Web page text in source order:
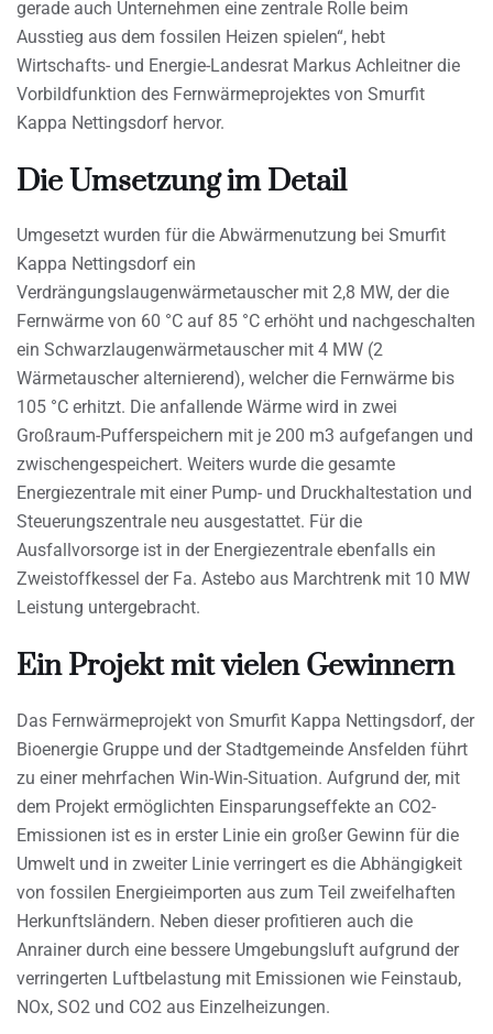
gerade auch Unternehmen eine zentrale Rolle beim
Ausstieg aus dem fossilen Heizen spielen“, hebt
Wirtschafts- und Energie-Landesrat Markus Achleitner die
Vorbildfunktion des Fernwärmeprojektes von Smurfit
Kappa Nettingsdorf hervor.
Die Umsetzung im Detail
Umgesetzt wurden für die Abwärmenutzung bei Smurfit
Kappa Nettingsdorf ein
Verdrängungslaugenwärmetauscher mit 2,8 MW, der die
Fernwärme von 60 °C auf 85 °C erhöht und nachgeschalten
ein Schwarzlaugenwärmetauscher mit 4 MW (2
Wärmetauscher alternierend), welcher die Fernwärme bis
105 °C erhitzt. Die anfallende Wärme wird in zwei
Großraum-Pufferspeichern mit je 200 m3 aufgefangen und
zwischengespeichert. Weiters wurde die gesamte
Energiezentrale mit einer Pump- und Druckhaltestation und
Steuerungszentrale neu ausgestattet. Für die
Ausfallvorsorge ist in der Energiezentrale ebenfalls ein
Zweistoffkessel der Fa. Astebo aus Marchtrenk mit 10 MW
Leistung untergebracht.
Ein Projekt mit vielen Gewinnern
Das Fernwärmeprojekt von Smurfit Kappa Nettingsdorf, der
Bioenergie Gruppe und der Stadtgemeinde Ansfelden führt
zu einer mehrfachen Win-Win-Situation. Aufgrund der, mit
dem Projekt ermöglichten Einsparungseffekte an CO2-
Emissionen ist es in erster Linie ein großer Gewinn für die
Umwelt und in zweiter Linie verringert es die Abhängigkeit
von fossilen Energieimporten aus zum Teil zweifelhaften
Herkunftsländern. Neben dieser profitieren auch die
Anrainer durch eine bessere Umgebungsluft aufgrund der
verringerten Luftbelastung mit Emissionen wie Feinstaub,
NOx, SO2 und CO2 aus Einzelheizungen.